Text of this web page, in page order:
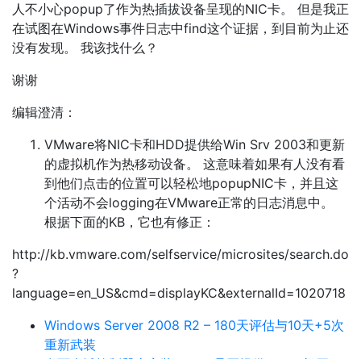
人不小心popup了作为热插拔设备呈现的NIC卡。 但是我正
在试图在Windows事件日志中find这个证据，到目前为止还
没有发现。 我该找什么？
谢谢
编辑澄清：
VMware将NIC卡和HDD提供给Win Srv 2003和更新
的虚拟机作为热移动设备。 这意味着如果有人没有看
到他们点击的位置可以轻松地popupNIC卡，并且这
个活动不会logging在VMware正常的日志消息中。
根据下面的KB，它也有修正：
http://kb.vmware.com/selfservice/microsites/search.do
?
language=en_US&cmd=displayKC&externalId=1020718
Windows Server 2008 R2 – 180天评估与10天+5次
重新武装